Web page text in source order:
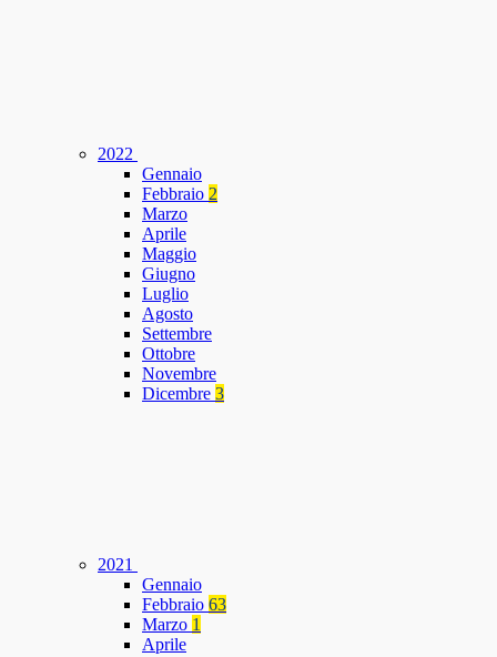
2022
Gennaio
Febbraio 2
Marzo
Aprile
Maggio
Giugno
Luglio
Agosto
Settembre
Ottobre
Novembre
Dicembre 3
2021
Gennaio
Febbraio 63
Marzo 1
Aprile